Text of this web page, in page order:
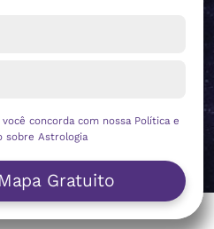
concorda com nossa Políticae
sobre Astrologia
Gratuito